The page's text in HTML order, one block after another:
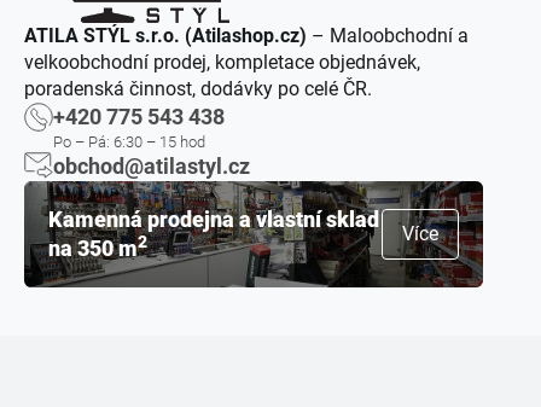
ATILA STÝL s.r.o. (Atilashop.cz) – Maloobchodní a
velkoobchodní prodej, kompletace objednávek,
poradenská činnost, dodávky po celé ČR.
+420 775 543 438
Po – Pá: 6:30 – 15 hod
obchod@atilastyl.cz
Kamenná prodejna a vlastní sklad
na 350 m2 Více